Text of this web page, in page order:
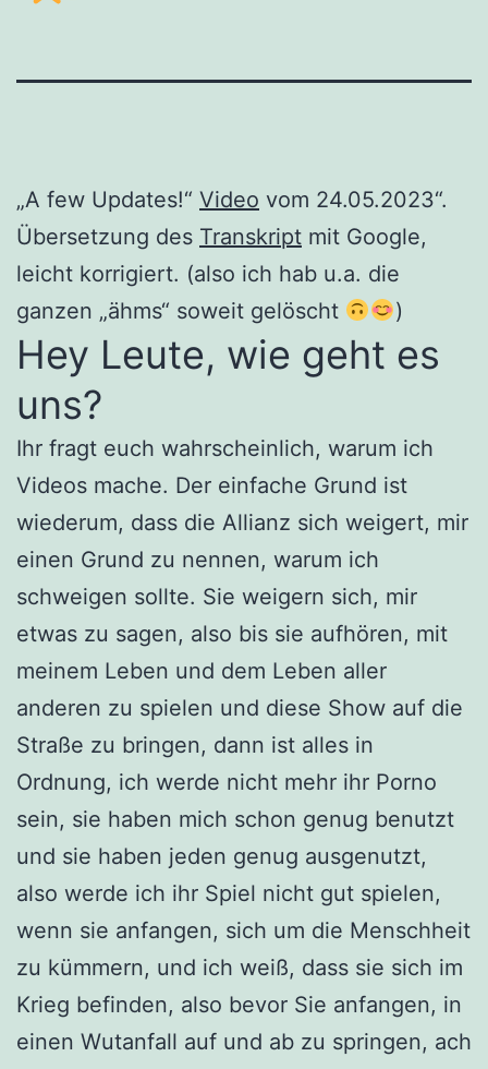
„A few Updates!“ Video vom 24.05.2023“.
Übersetzung des Transkript mit Google,
leicht korrigiert. (also ich hab u.a. die
ganzen „ähms“ soweit gelöscht
)
Hey Leute, wie geht es
uns?
Ihr fragt euch wahrscheinlich, warum ich
Videos mache. Der einfache Grund ist
wiederum, dass die Allianz sich weigert, mir
einen Grund zu nennen, warum ich
schweigen sollte. Sie weigern sich, mir
etwas zu sagen, also bis sie aufhören, mit
meinem Leben und dem Leben aller
anderen zu spielen und diese Show auf die
Straße zu bringen, dann ist alles in
Ordnung, ich werde nicht mehr ihr Porno
sein, sie haben mich schon genug benutzt
und sie haben jeden genug ausgenutzt,
also werde ich ihr Spiel nicht gut spielen,
wenn sie anfangen, sich um die Menschheit
zu kümmern, und ich weiß, dass sie sich im
Krieg befinden, also bevor Sie anfangen, in
einen Wutanfall auf und ab zu springen, ach